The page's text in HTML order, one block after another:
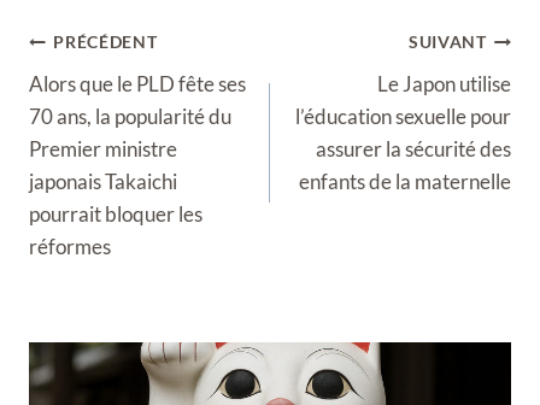
Navigation
de
l’article
PRÉCÉDENT
Alors que le PLD fête ses
70 ans, la popularité du
Premier ministre
japonais Takaichi
pourrait bloquer les
réformes
SUIVANT
Le Japon utilise
l’éducation sexuelle pour
assurer la sécurité des
enfants de la maternelle